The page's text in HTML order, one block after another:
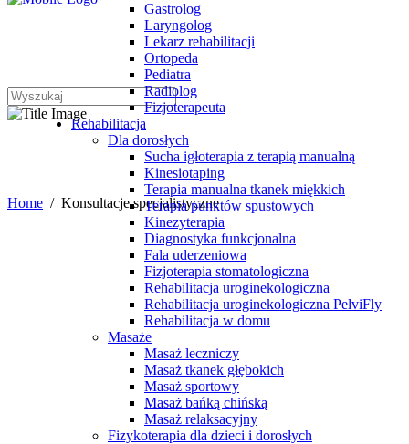
Gastrolog
Laryngolog
Lekarz rehabilitacji
Ortopeda
Pediatra
Radiolog
Fizjoterapeuta
Rehabilitacja
Dla dorosłych
Sucha igłoterapia z terapią manualną
Kinesiotaping
Terapia manualna tkanek miękkich
Terapia punktów spustowych
Kinezyterapia
Diagnostyka funkcjonalna
Fala uderzeniowa
Fizjoterapia stomatologiczna
Rehabilitacja uroginekologiczna
Rehabilitacja uroginekologiczna PelviFly
Rehabilitacja w domu
Masaże
Masaż leczniczy
Masaż tkanek głębokich
Masaż sportowy
Masaż bańką chińską
Masaż relaksacyjny
Fizykoterapia dla dzieci i dorosłych
Konsultacje specjalistyczne
Home / Konsultacje specjalistyczne